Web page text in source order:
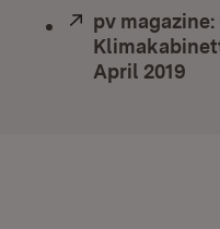
Extern:
pv
April 2019